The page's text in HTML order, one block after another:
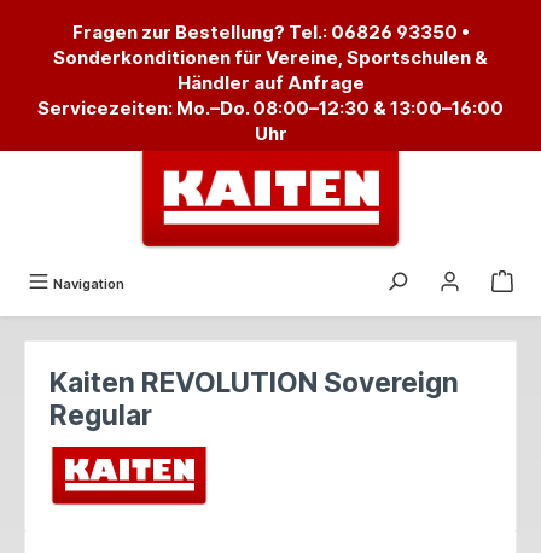
Fragen zur Bestellung? Tel.: 06826 93350 •
Sonderkonditionen für Vereine, Sportschulen &
Händler auf Anfrage
Servicezeiten: Mo.–Do. 08:00–12:30 & 13:00–16:00
Uhr
Navigation
Kaiten REVOLUTION Sovereign
Regular